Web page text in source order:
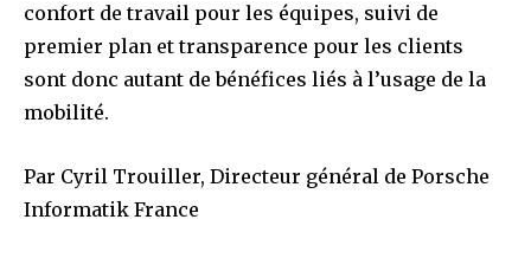
confort de travail pour les équipes, suivi de
premier plan et transparence pour les clients
sont donc autant de bénéfices liés à l’usage de la
mobilité.
Par Cyril Trouiller, Directeur général de Porsche
Informatik France